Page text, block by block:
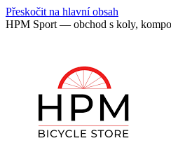
Přeskočit na hlavní obsah
HPM Sport — obchod s koly,